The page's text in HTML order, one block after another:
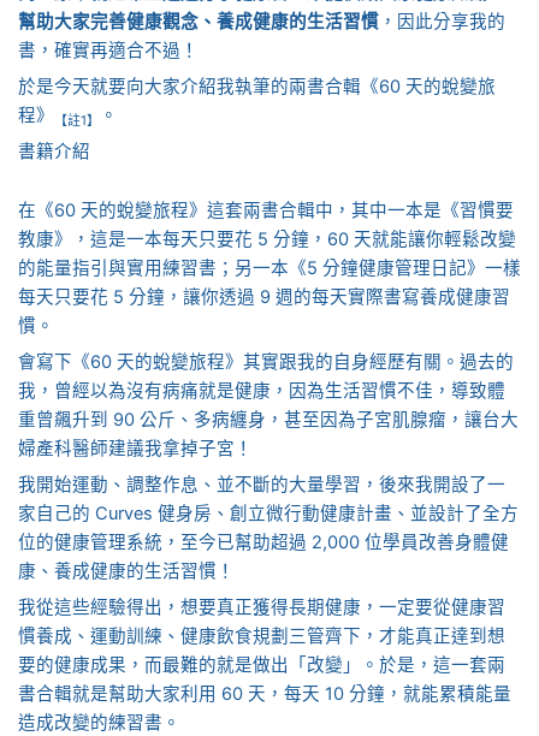
幫助大家完善健康觀念、養成健康的生活習慣 ，因此分享我的
書，確實再適合不過！
於是今天就要向大家介紹我執筆的兩書合輯《60 天的蛻變旅
程》
【註1】
。
書籍介紹
在《60 天的蛻變旅程》這套兩書合輯中，其中一本是《習慣要
教康》，這是一本每天只要花 5 分鐘，60 天就能讓你輕鬆改變
的能量指引與實用練習書；另一本《5 分鐘健康管理日記》一樣
每天只要花 5 分鐘，讓你透過 9 週的每天實際書寫養成健康習
慣。
會寫下《60 天的蛻變旅程》其實跟我的自身經歷有關。過去的
我，曾經以為沒有病痛就是健康，因為生活習慣不佳，導致體
重曾飆升到 90 公斤、多病纏身，甚至因為子宮肌腺瘤，讓台大
婦產科醫師建議我拿掉子宮！
我開始運動、調整作息、並不斷的大量學習，後來我開設了一
家自己的 Curves 健身房、創立微行動健康計畫、並設計了全方
位的健康管理系統，至今已幫助超過 2,000 位學員改善身體健
康、養成健康的生活習慣！
我從這些經驗得出，想要真正獲得長期健康，一定要從健康習
慣養成、運動訓練、健康飲食規劃三管齊下，才能真正達到想
要的健康成果，而最難的就是做出「改變」。於是，這一套兩
書合輯就是幫助大家利用 60 天，每天 10 分鐘，就能累積能量
造成改變的練習書。